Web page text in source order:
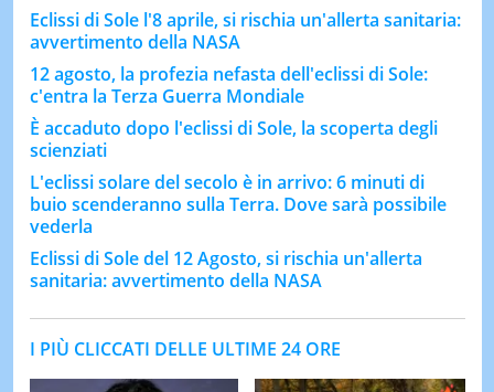
Eclissi di Sole l'8 aprile, si rischia un'allerta sanitaria:
avvertimento della NASA
12 agosto, la profezia nefasta dell'eclissi di Sole:
c'entra la Terza Guerra Mondiale
È accaduto dopo l'eclissi di Sole, la scoperta degli
scienziati
L'eclissi solare del secolo è in arrivo: 6 minuti di
buio scenderanno sulla Terra. Dove sarà possibile
vederla
Eclissi di Sole del 12 Agosto, si rischia un'allerta
sanitaria: avvertimento della NASA
I PIÙ CLICCATI DELLE ULTIME 24 ORE